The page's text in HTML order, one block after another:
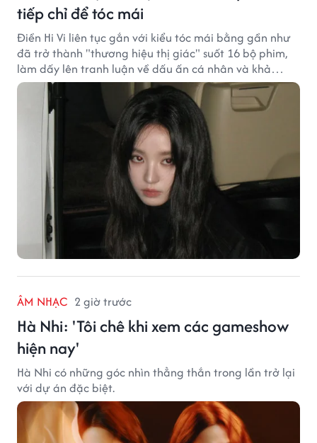
tiếp chỉ để tóc mái
Điền Hi Vi liên tục gắn với kiểu tóc mái bằng gần như
đã trở thành "thương hiệu thị giác" suốt 16 bộ phim,
làm dấy lên tranh luận về dấu ấn cá nhân và khả
năng biến hóa trên màn ảnh.
ÂM NHẠC 2 giờ trước
Hà Nhi: 'Tôi chê khi xem các gameshow
hiện nay'
Hà Nhi có những góc nhìn thẳng thắn trong lần trở lại
với dự án đặc biệt.